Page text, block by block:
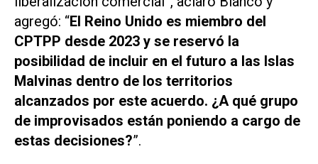
agregó: “El Reino Unido es miembro del
CPTPP desde 2023 y se reservó la
posibilidad de incluir en el futuro a las Islas
Malvinas dentro de los territorios
alcanzados por este acuerdo. ¿A qué grupo
de improvisados están poniendo a cargo de
estas decisiones?”.